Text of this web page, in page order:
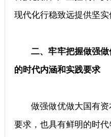
现代化行稳致远提供坚实
二、牢牢把握做强
的时代内涵和实践要求
做强做优做大国有
要求，也具有鲜明的时